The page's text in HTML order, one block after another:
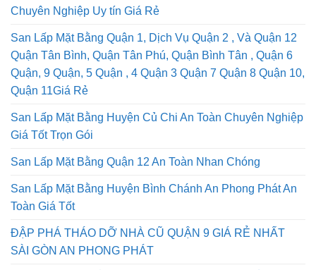
Chuyên Nghiệp Uy tín Giá Rẻ
San Lấp Mặt Bằng Quận 1, Dịch Vụ Quận 2 , Và Quận 12
Quận Tân Bình, Quận Tân Phú, Quận Bình Tân , Quận 6
Quận, 9 Quận, 5 Quận , 4 Quận 3 Quận 7 Quận 8 Quận 10,
Quận 11Giá Rẻ
San Lấp Mặt Bằng Huyện Củ Chi An Toàn Chuyên Nghiệp
Giá Tốt Trọn Gói
San Lấp Mặt Bằng Quận 12 An Toàn Nhan Chóng
San Lấp Mặt Bằng Huyện Bình Chánh An Phong Phát An
Toàn Giá Tốt
ĐẬP PHÁ THÁO DỠ NHÀ CŨ QUẬN 9 GIÁ RẺ NHẤT
SÀI GÒN AN PHONG PHÁT